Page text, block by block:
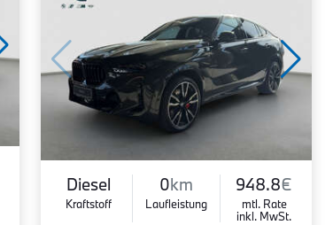
Diesel
Kraftstoff
0km
Laufleistung
948.8€
mtl. Rate
inkl. MwSt.